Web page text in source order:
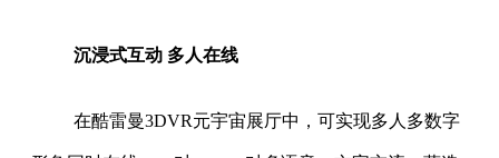
沉浸式互动 多人在线
在酷雷曼3DVR元宇宙展厅中，可实现多人多数字